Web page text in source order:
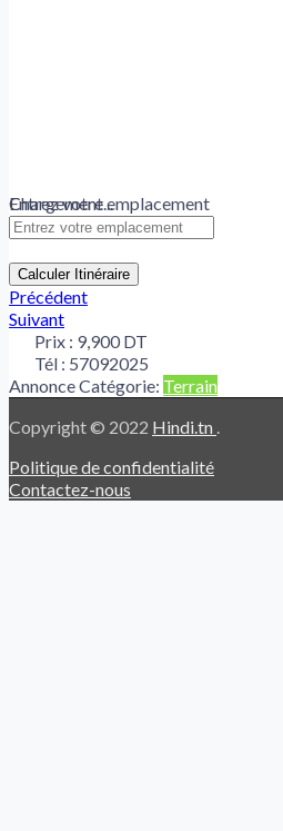
Chargement...
Entrez votre emplacement
Calculer Itinéraire
Précédent
Suivant
Prix : 9,900 DT
Tél : 57092025
Annonce Catégorie: Terrain
Copyright © 2022 Hindi.tn .
Politique de confidentialité
Contactez-nous